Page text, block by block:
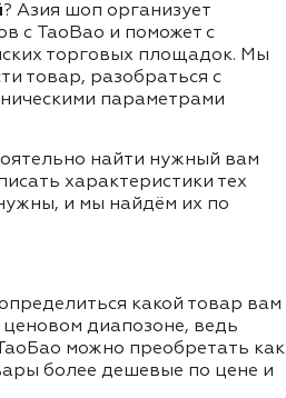
? Азия шоп организует
с TaoBao и поможет с
торговых площадок. Мы
товар, разобраться с
параметрами
найти нужный вам
характеристики тех
и мы найдём их по
какой товар вам
диапозоне, ведь
можно преобретать как
более дешевые по цене и